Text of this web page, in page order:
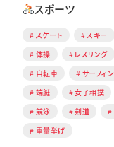
スポーツ
スケート スキー
体操
レスリング
自転車
サーフィン
端艇
女子相撲
競泳
剣道
重量挙げ